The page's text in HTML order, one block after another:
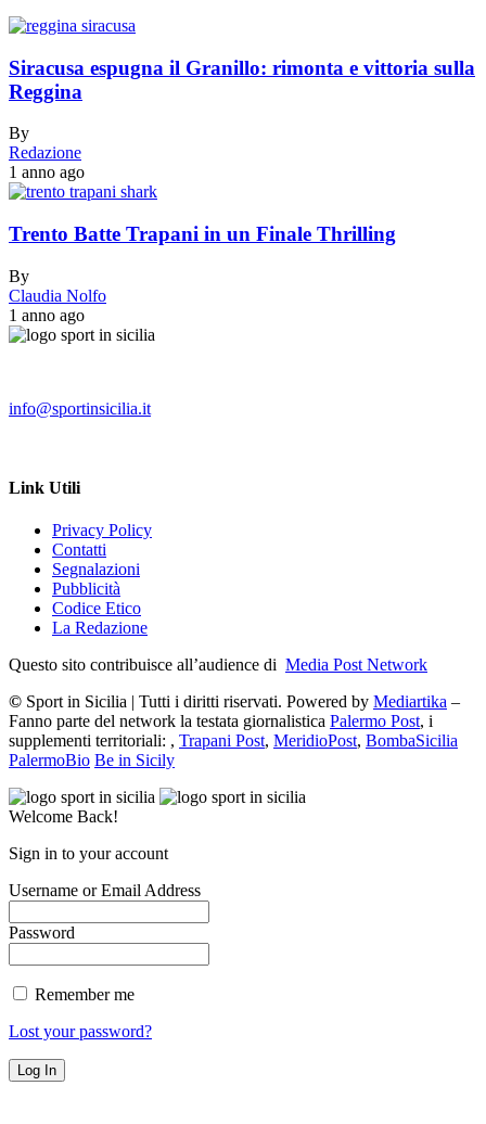
Siracusa espugna il Granillo: rimonta e vittoria sulla
Reggina
By
Redazione
1 anno ago
Trento Batte Trapani in un Finale Thrilling
By
Claudia Nolfo
1 anno ago
info@sportinsicilia.it
Link Utili
Privacy Policy
Contatti
Segnalazioni
Pubblicità
Codice Etico
La Redazione
Questo sito contribuisce all’audience di Media Post Network
© Sport in Sicilia | Tutti i diritti riservati. Powered by Mediartika –
Fanno parte del network la testata giornalistica Palermo Post, i
supplementi territoriali: , Trapani Post, MeridioPost, BombaSicilia
PalermoBio Be in Sicily
Welcome Back!
Sign in to your account
Username or Email Address
Password
Remember me
Lost your password?